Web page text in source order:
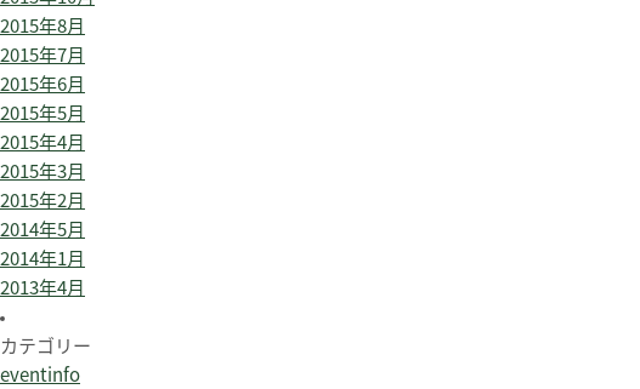
2015年8月
2015年7月
2015年6月
2015年5月
2015年4月
2015年3月
2015年2月
2014年5月
2014年1月
2013年4月
カテゴリー
eventinfo